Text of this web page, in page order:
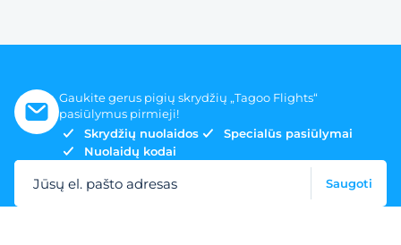
Gaukite gerus pigių skrydžių „Tagoo Flights“
pasiūlymus pirmieji!
Skrydžių nuolaidos
Specialūs pasiūlymai
Nuolaidų kodai
Jūsų el. pašto adresas Saugoti